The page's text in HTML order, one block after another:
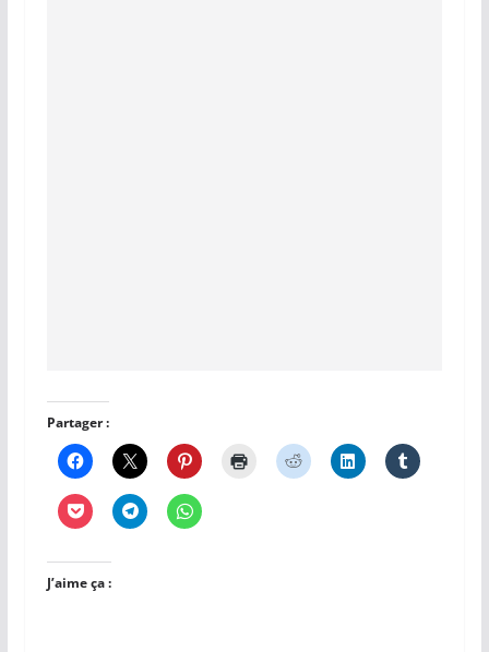
Partager :
J’aime ça :